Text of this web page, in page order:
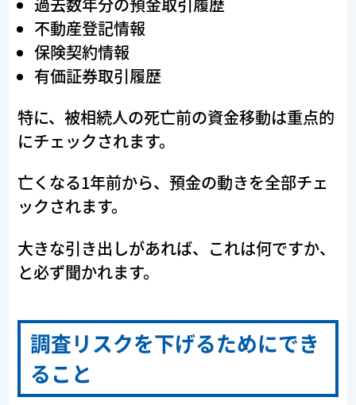
不動産登記情報
保険契約情報
有価証券取引履歴
特に、被相続人の死亡前の資金移動は重点的
にチェックされます。
亡くなる1年前から、預金の動きを全部チェ
ックされます。
大きな引き出しがあれば、これは何ですか、
と必ず聞かれます。
調査リスクを下げるためにでき
ること